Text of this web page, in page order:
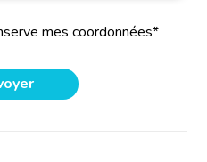
mes coordonnées*